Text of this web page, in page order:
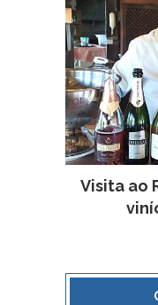
Visita ao